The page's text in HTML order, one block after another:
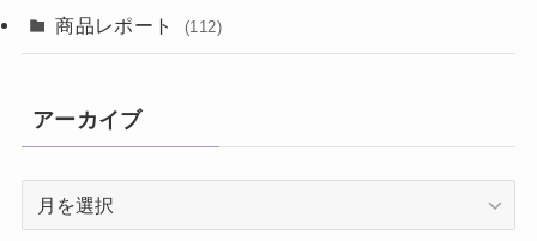
商品レポート (112)
アーカイブ